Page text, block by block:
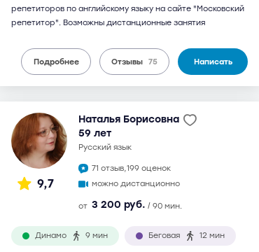
репетиторов по английскому языку на сайте "Московский
репетитор". Возможны дистанционные занятия
Подробнее Отзывы 75 Написать
9,7
Наталья Борисовна
59 лет
русский язык
71 отзыв,199 оценок
можно дистанционно
от 3 200 руб. / 90 мин.
Динамо 9 мин Беговая 12 мин